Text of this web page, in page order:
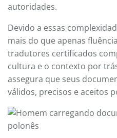
autoridades.
Devido a essas
mais do que apenas
tradutores certificados
cultura e o contexto por
assegura que seus
válidos, precisos e aceitos